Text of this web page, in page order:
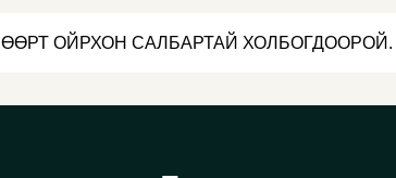
ӨӨРТ ОЙРХОН САЛБАРТАЙ ХОЛБОГДООРОЙ.